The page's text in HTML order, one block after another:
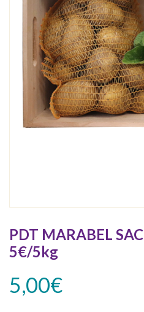
PDT MARABEL SAC
5€/5kg
5,00€